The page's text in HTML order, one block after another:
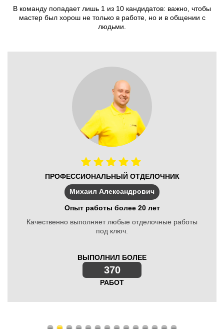
В команду попадает лишь 1 из 10 кандидатов: важно, чтобы
мастер был хорош не только в работе, но и в общении с
людьми.
630
ПРОФЕССИОНАЛЬНЫЙ ОТДЕЛОЧНИК
Михаил Александрович
Опыт работы более 20 лет
Качественно выполняет любые отделочные работы
под ключ.
ВЫПОЛНИЛ БОЛЕЕ
370
РАБОТ
150
450
550
470
220
270
650
570
530
430
350
290